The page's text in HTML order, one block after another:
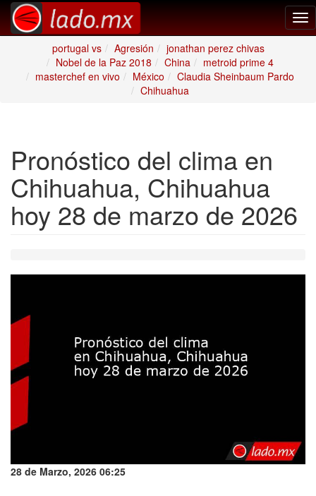
portugal vs
Agresión
jonathan perez chivas
Nobel de la Paz 2018
China
metroid prime 4
masterchef en vivo
México
Claudia Sheinbaum Pardo
Chihuahua
Pronóstico del clima en
Chihuahua, Chihuahua
hoy 28 de marzo de 2026
28 de Marzo, 2026 06:25